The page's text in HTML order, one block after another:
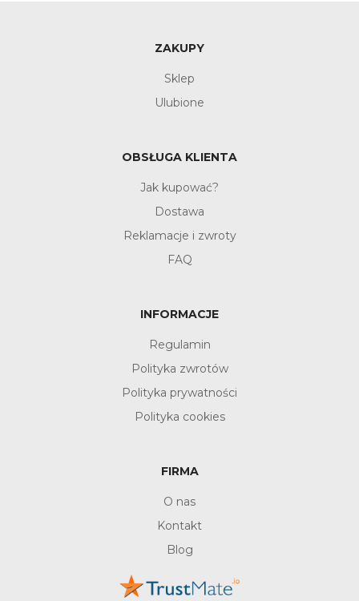
ZAKUPY
Sklep
Ulubione
OBSŁUGA KLIENTA
Jak kupować?
Dostawa
Reklamacje i zwroty
FAQ
INFORMACJE
Regulamin
Polityka zwrotów
Polityka prywatności
Polityka cookies
FIRMA
O nas
Kontakt
Blog